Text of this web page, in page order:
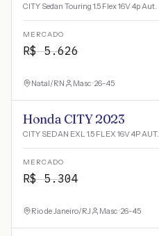
CITY Sedan Touring 1.5 Flex 16V 4p Aut.
MERCADO
R$5.626
Natal/RN Masc · 26-45
Honda CITY 2023
CITY SEDAN EXL 1.5 FLEX 16V 4P AUT.
MERCADO
R$5.304
Rio de Janeiro/RJ Masc · 26-45